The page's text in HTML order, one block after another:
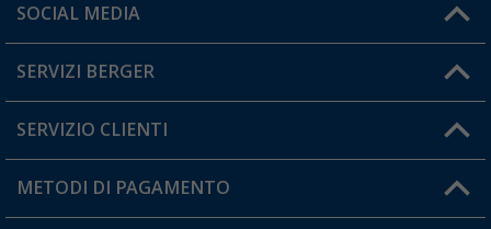
Orari di apertura del servizio:
Hai una domanda?
SOCIAL MEDIA
SERVIZI BERGER
Diventare rivenditori
Il mio Account
SERVIZIO CLIENTI
Informazioni sulla spedizione
METODI DI PAGAMENTO